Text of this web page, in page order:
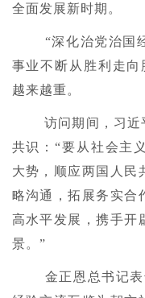
全面发展新时期。
“深化治党治国
事业不断从胜利走
越来越重。
访问期间，习
共识：“要从社会主
大势，顺应两国人民
略沟通，拓展务实合
高水平发展，携手开
景。”
金正恩总书记